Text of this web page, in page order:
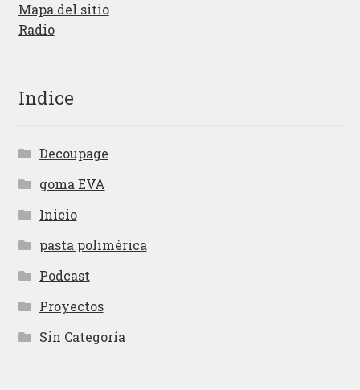
Mapa del sitio
Radio
Indice
Decoupage
goma EVA
Inicio
pasta polimérica
Podcast
Proyectos
Sin Categoría